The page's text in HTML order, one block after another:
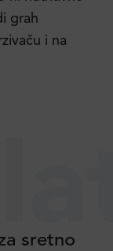
grah
i na
sretno